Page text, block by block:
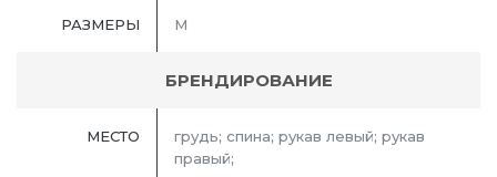
РАЗМЕРЫ M
БРЕНДИРОВАНИЕ
МЕСТО
грудь; спина; рукав левый; рукав
правый;